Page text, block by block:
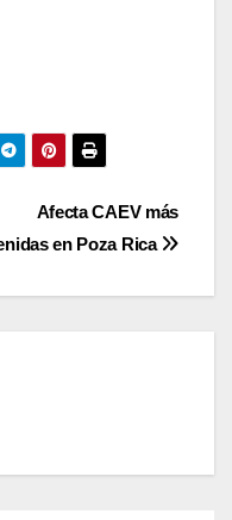
Afecta CAEV más
en Poza Rica